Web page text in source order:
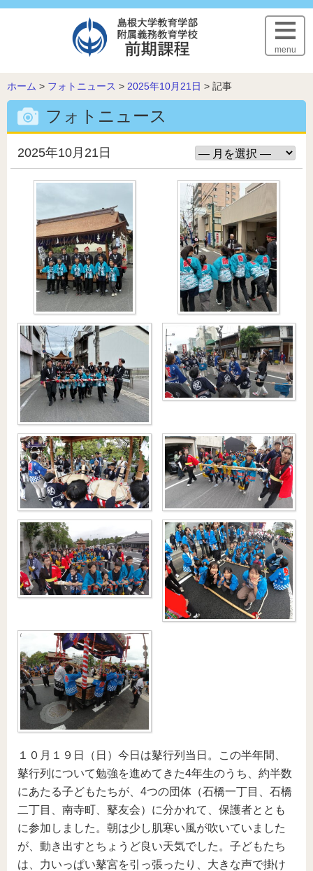
このページの本文へ
menu
こ
の
ー
ホーム > フォトニュース > 2025年10月21日 > 記事
フォトニュース
2025年10月21日
１０月１９日（日）今日は鼕行列当日。この半年間、
鼕行列について勉強を進めてきた4年生のうち、約半数
にあたる子どもたちが、4つの団体（石橋一丁目、石橋
二丁目、南寺町、鼕友会）に分かれて、保護者ととも
に参加しました。朝は少し肌寒い風が吹いていました
が、動き出すとちょうど良い天気でした。子どもたち
は、力いっぱい鼕宮を引っ張ったり、大きな声で掛け